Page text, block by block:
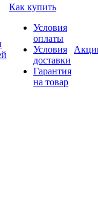
Как купить
Условия
оплаты
Условия
доставки
Гарантия
на товар